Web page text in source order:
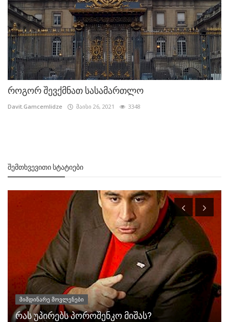
როგორ შევქმნათ სასამართლო
Davit.Gamcemlidze მაისი 26, 2021 3348
ᲨᲔᲛᲗᲮᲕᲔᲕᲘᲗᲘ ᲡᲢᲐᲢᲘᲔᲑᲘ
მიმდინარე მოვლენები
რას უპირებს პოროშენკო მიშას?